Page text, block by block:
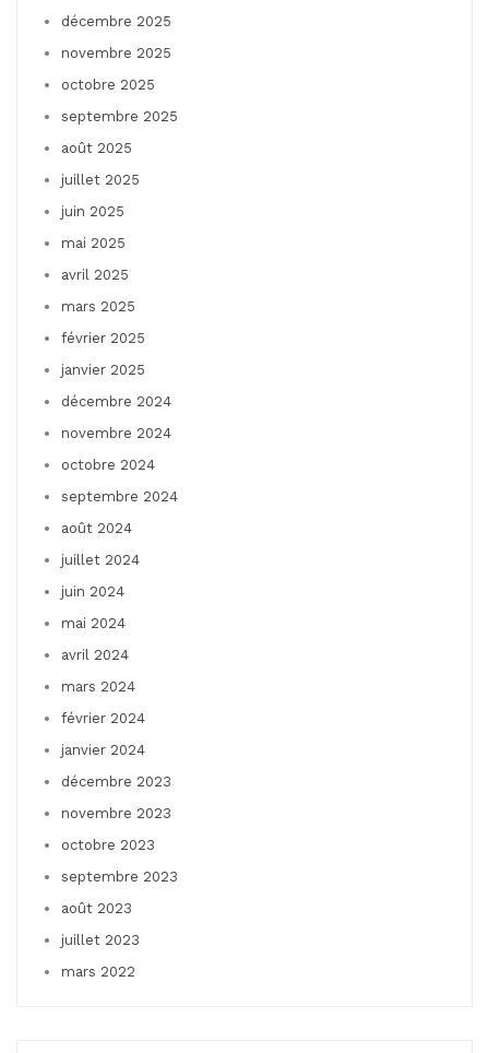
décembre 2025
novembre 2025
octobre 2025
septembre 2025
août 2025
juillet 2025
juin 2025
mai 2025
avril 2025
mars 2025
février 2025
janvier 2025
décembre 2024
novembre 2024
octobre 2024
septembre 2024
août 2024
juillet 2024
juin 2024
mai 2024
avril 2024
mars 2024
février 2024
janvier 2024
décembre 2023
novembre 2023
octobre 2023
septembre 2023
août 2023
juillet 2023
mars 2022